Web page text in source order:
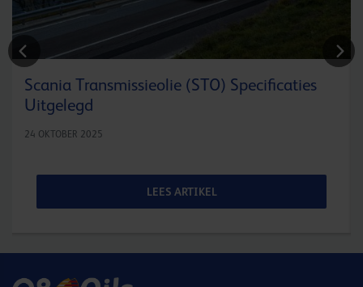
Scania Transmissieolie (STO) Specificaties
Uitgelegd
24 OKTOBER 2025
LEES ARTIKEL